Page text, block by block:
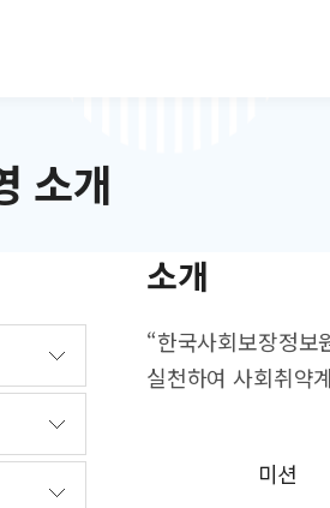
소개
소개
“한국사회보장정보
실천하여 사회취약